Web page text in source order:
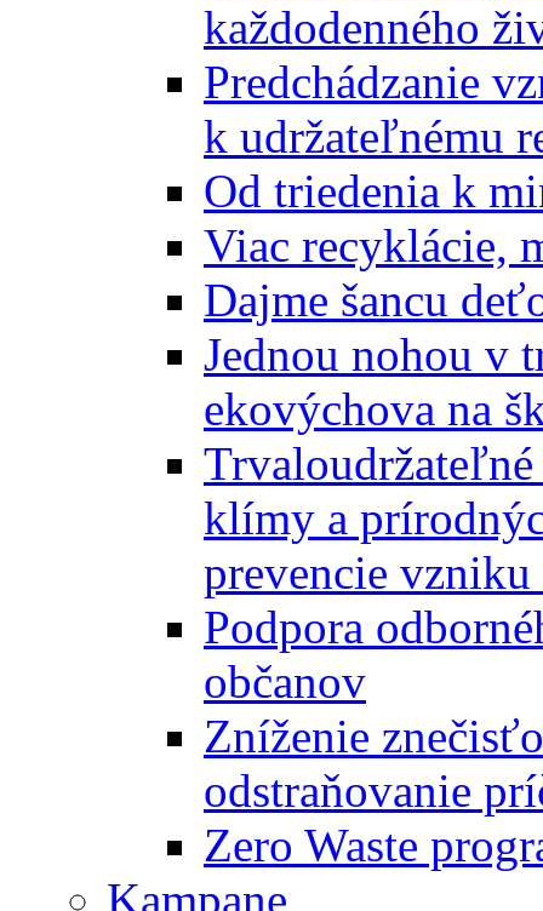
každodenného
Predchádzanie
k udržateľnému
Od triedenia k
Viac recyklácie,
Dajme šancu
Jednou nohou v
ekovýchova na
klímy a
prevencie vzniku
Podpora
občanov
Zníženie
odstraňovanie
Zero Waste
Kampane